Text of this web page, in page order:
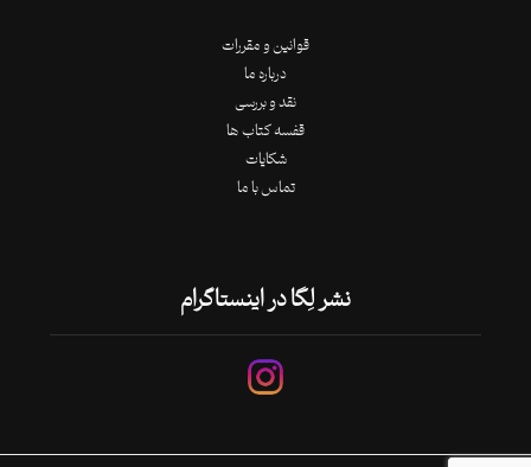
قوانین و مقررات
درباره ما
نقد و بررسی
قفسه کتاب ها
شکایات
تماس با ما
نشر لِگا در اینستاگرام